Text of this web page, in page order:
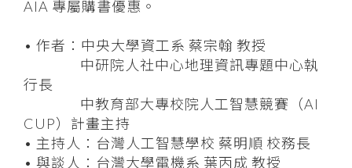
AIA 專屬購書優惠。
• 作者：中央大學資工系 蔡宗翰 教授
中研院人社中心地理資訊專題中心執
行長
中教育部大專校院人工智慧競賽（AI
CUP）計畫主持
• 主持人：台灣人工智慧學校 蔡明順 校務長
• 與談人：台灣大學電機系 葉丙成 教授